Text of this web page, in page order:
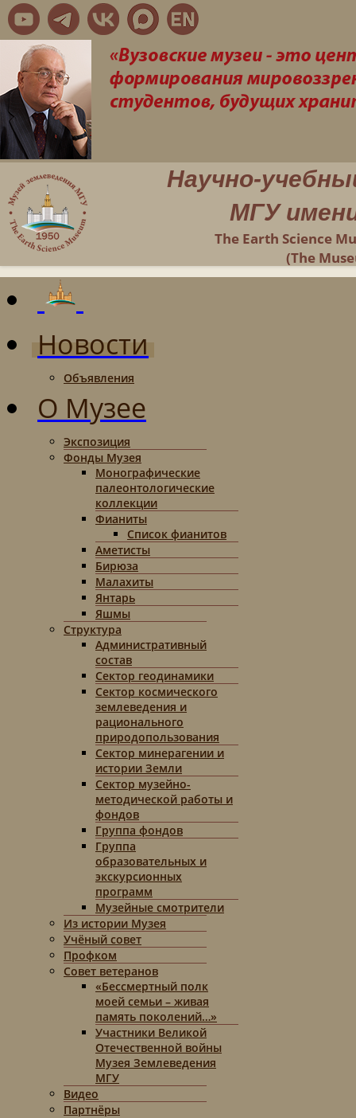
Научно-
МГУ
The Earth Science
(The
Новости
Объявления
О Музее
Экспозиция
Фонды Музея
Монографические
палеонтологические
коллекции
Фианиты
Список фианитов
Аметисты
Бирюза
Малахиты
Янтарь
Яшмы
Структура
Административный
состав
Сектор геодинамики
Сектор космического
землеведения и
рационального
природопользования
Сектор минерагении и
истории Земли
Сектор музейно-
методической работы и
фондов
Группа фондов
Группа
образовательных и
экскурсионных
программ
Музейные смотрители
Из истории Музея
Учёный совет
Профком
Совет ветеранов
«Бессмертный полк
моей семьи – живая
память поколений…»
Участники Великой
Отечественной войны
Музея Землеведения
МГУ
Видео
Партнёры